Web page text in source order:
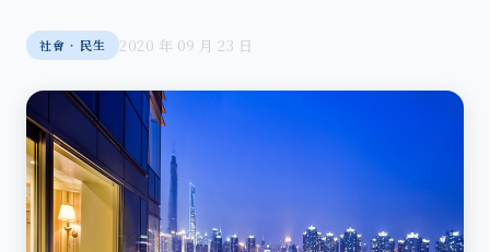
社會‧民生 2020 年 09 月 23 日